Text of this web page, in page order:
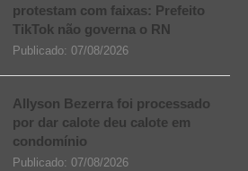
protestam com faixas: Prefeito
TikTok não governa o RN
Publicado: 07/08/2026
Allyson Bezerra foi processado
por dar calote deu calote em
condomínio
Publicado: 07/08/2026